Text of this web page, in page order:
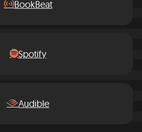
BookBeat
Spotify
Audible